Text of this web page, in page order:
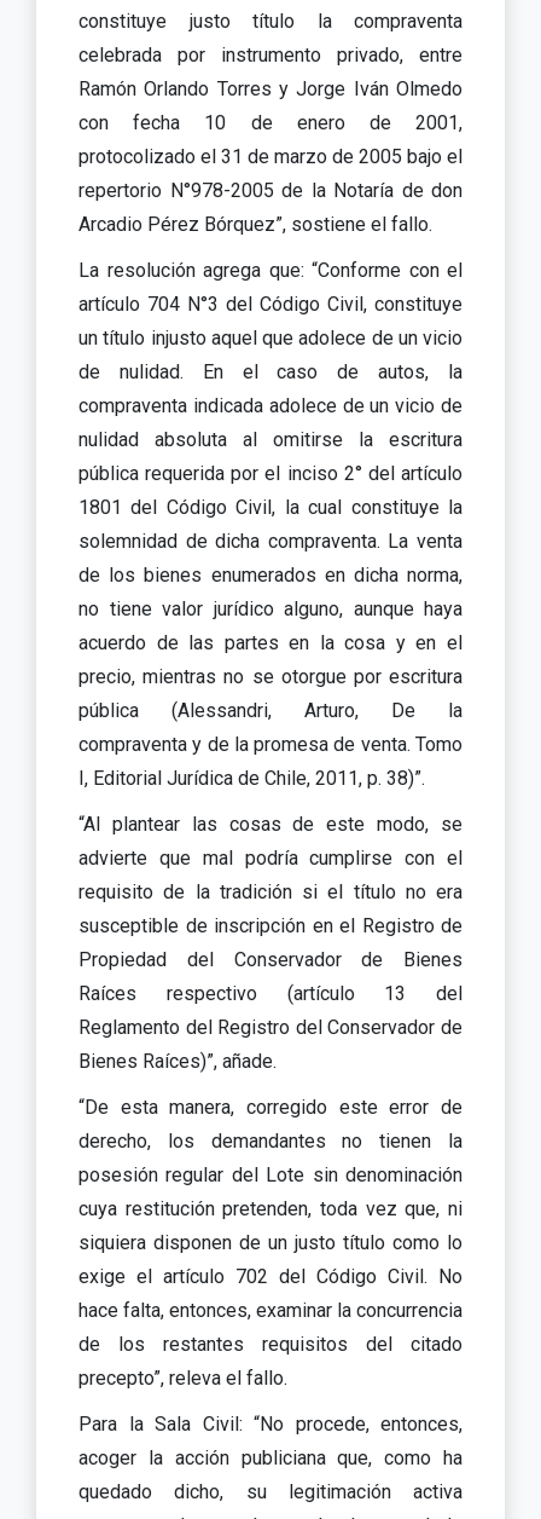
constituye justo título la compraventa
celebrada por instrumento privado, entre
Ramón Orlando Torres y Jorge Iván Olmedo
con fecha 10 de enero de 2001,
protocolizado el 31 de marzo de 2005 bajo el
repertorio N°978-2005 de la Notaría de don
Arcadio Pérez Bórquez”, sostiene el fallo.
La resolución agrega que: “Conforme con el
artículo 704 N°3 del Código Civil, constituye
un título injusto aquel que adolece de un vicio
de nulidad. En el caso de autos, la
compraventa indicada adolece de un vicio de
nulidad absoluta al omitirse la escritura
pública requerida por el inciso 2° del artículo
1801 del Código Civil, la cual constituye la
solemnidad de dicha compraventa. La venta
de los bienes enumerados en dicha norma,
no tiene valor jurídico alguno, aunque haya
acuerdo de las partes en la cosa y en el
precio, mientras no se otorgue por escritura
pública (Alessandri, Arturo, De la
compraventa y de la promesa de venta. Tomo
I, Editorial Jurídica de Chile, 2011, p. 38)”.
“Al plantear las cosas de este modo, se
advierte que mal podría cumplirse con el
requisito de la tradición si el título no era
susceptible de inscripción en el Registro de
Propiedad del Conservador de Bienes
Raíces respectivo (artículo 13 del
Reglamento del Registro del Conservador de
Bienes Raíces)”, añade.
“De esta manera, corregido este error de
derecho, los demandantes no tienen la
posesión regular del Lote sin denominación
cuya restitución pretenden, toda vez que, ni
siquiera disponen de un justo título como lo
exige el artículo 702 del Código Civil. No
hace falta, entonces, examinar la concurrencia
de los restantes requisitos del citado
precepto”, releva el fallo.
Para la Sala Civil: “No procede, entonces,
acoger la acción publiciana que, como ha
quedado dicho, su legitimación activa